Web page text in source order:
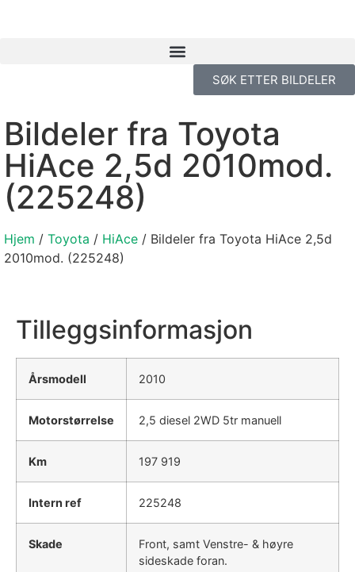
SØK ETTER BILDELER
Bildeler fra Toyota
HiAce 2,5d 2010mod.
(225248)
Hjem / Toyota / HiAce / Bildeler fra Toyota HiAce 2,5d
2010mod. (225248)
Tilleggsinformasjon
Årsmodell 2010
Motorstørrelse 2,5 diesel 2WD 5tr manuell
Km 197 919
Intern ref 225248
Skade
Front, samt Venstre- & høyre
sideskade foran.